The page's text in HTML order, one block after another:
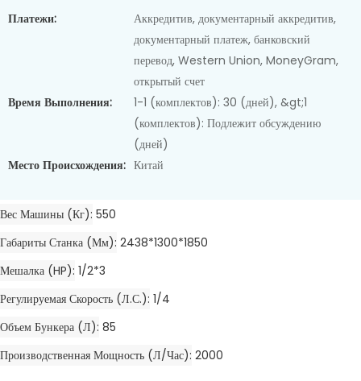
Платежи:
Аккредитив, документарный аккредитив,
документарный платеж, банковский
перевод, Western Union, MoneyGram,
открытый счет
Время Выполнения:
1-1 (комплектов): 30 (дней), &gt;1
(комплектов): Подлежит обсуждению
(дней)
Место Происхождения: Китай
Вес Машины (кг) 550
Габариты Станка (мм) 2438*1300*1850
Мешалка (HP) 1/2*3
Регулируемая Скорость (л.с.) 1/4
Объем Бункера (л) 85
Производственная Мощность (л/час) 2000